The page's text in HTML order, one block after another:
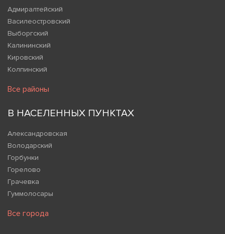
Адмиралтейский
Василеостровский
Выборгский
Калининский
Кировский
Колпинский
Все районы
В НАСЕЛЕННЫХ ПУНКТАХ
Александровская
Володарский
Горбунки
Горелово
Грачевка
Гуммолосары
Все города